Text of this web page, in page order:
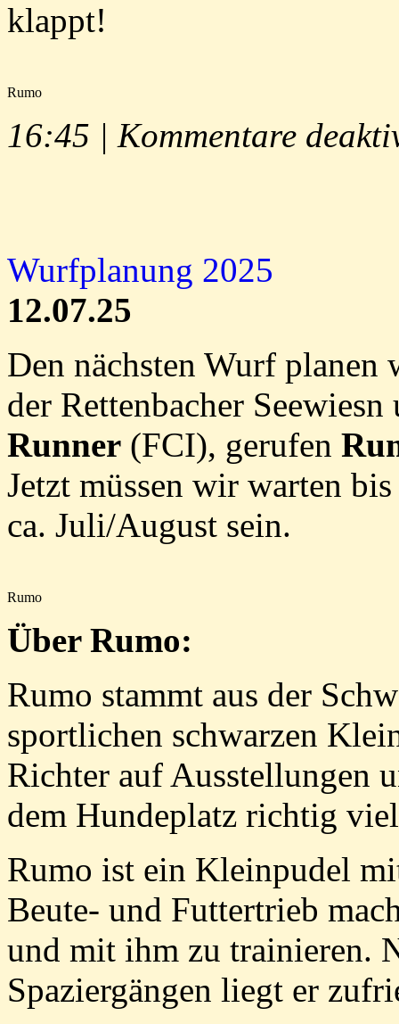
klappt!
Rumo
16:45 | Kommentare
Wurfplanung 2025
12.07.25
Den nächsten Wurf
der Rettenbacher
Runner (FCI), gerufen
Jetzt müssen wir warten
ca. Juli/August sein.
Rumo
Über Rumo:
Rumo stammt aus der
sportlichen schwarzen
Richter auf Ausstellungen
dem Hundeplatz richtig
Rumo ist ein Kleinpudel
Beute- und Futtertrieb
und mit ihm zu trainieren.
Spaziergängen liegt er